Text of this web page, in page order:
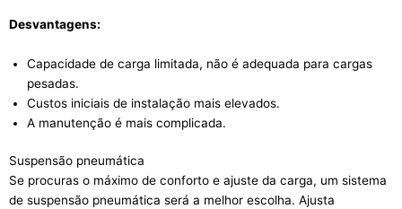
Desvantagens:
Capacidade de carga limitada, não é adequada para cargas
pesadas.
Custos iniciais de instalação mais elevados.
A manutenção é mais complicada.
Suspensão pneumática
Se procuras o máximo de conforto e ajuste da carga, um sistema
de suspensão pneumática será a melhor escolha. Ajusta